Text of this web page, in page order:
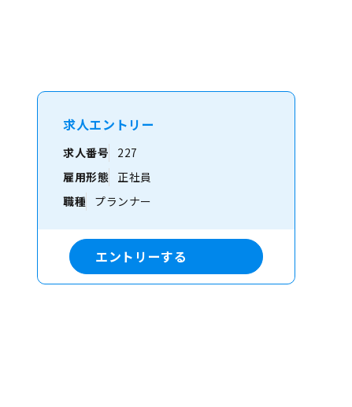
テック】
求人エントリー
求人番号
227
雇用形態 正社員
職種
プランナー
エントリーする